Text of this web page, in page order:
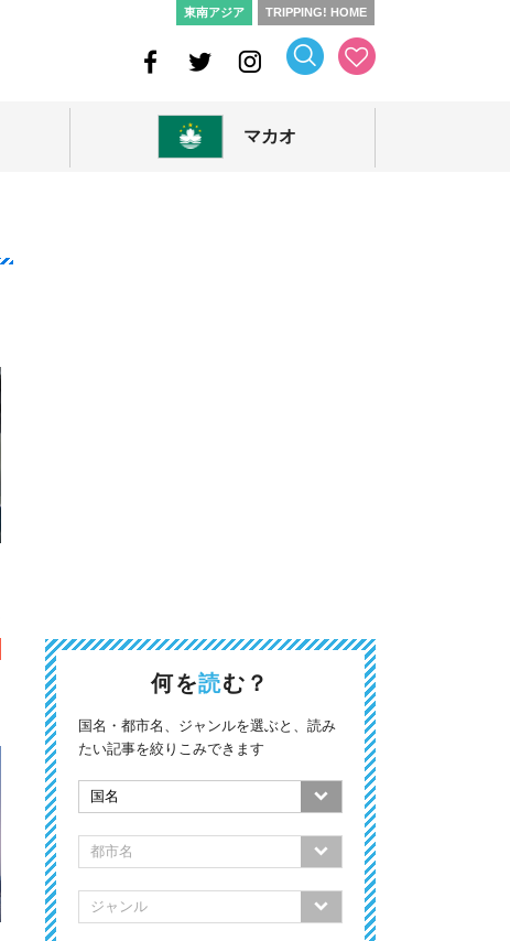
東南アジア TRIPPING! HOME
マカオ
何を読む？
国名・都市名、ジャンルを選ぶと、読み
たい記事を絞りこみできます